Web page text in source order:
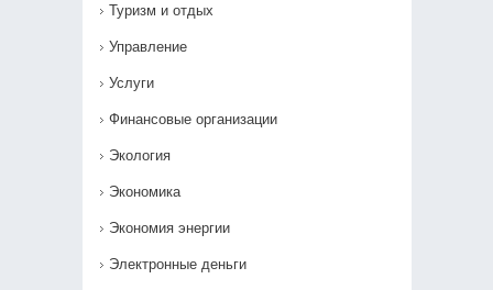
Туризм и отдых
Управление
Услуги
Финансовые организации
Экология
Экономика
Экономия энергии
Электронные деньги